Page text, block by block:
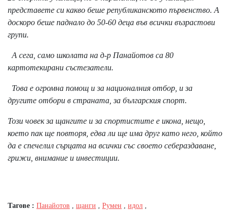
представете си какво беше републиканското първенство. А
доскоро беше паднало до 50-60 деца във всички възрастови
групи.
А сега, само школата на д-р Панайотов са 80
картотекирани състезатели.
Това е огромна помощ и за националния отбор, и за
другите отбори в страната, за българския спорт.
Този човек за щангите и за спортистите е икона, нещо,
което пак ще повторя, едва ли ще има друг като него, който
да е спечелил сърцата на всички със своето себераздаване,
грижи, внимание и инвестиции.
Тагове : Панайотов щанги Румен идол